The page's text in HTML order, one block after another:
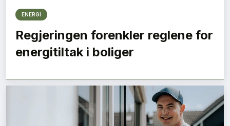
ENERGI
Regjeringen forenkler reglene for
energitiltak i boliger